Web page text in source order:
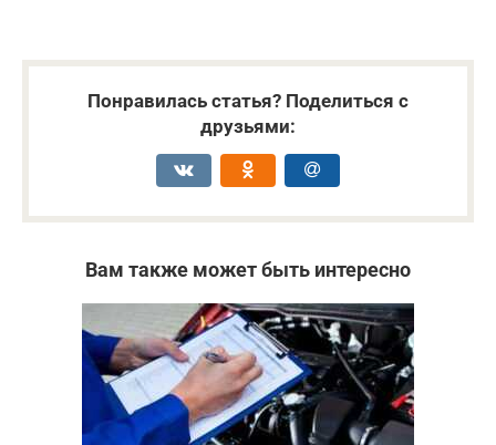
Понравилась статья? Поделиться с
друзьями:
Вам также может быть интересно